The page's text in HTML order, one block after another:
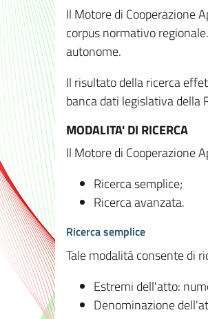
Il Motore di Cooperazione
corpus normativo
autonome.
Il risultato della ricerca
banca dati legislativa
MODALITA' DI RICERCA
Il Motore di Cooperazione
Ricerca semplice;
Ricerca avanzata.
Ricerca semplice
Tale modalità consente di
Estremi dell'atto:
Denominazione